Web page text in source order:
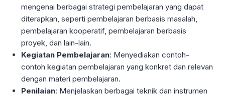
mengenai berbagai strategi pembelajaran yang dapat
diterapkan, seperti pembelajaran berbasis masalah,
pembelajaran kooperatif, pembelajaran berbasis
proyek, dan lain-lain.
Kegiatan Pembelajaran: Menyediakan contoh-
contoh kegiatan pembelajaran yang konkret dan relevan
dengan materi pembelajaran.
Penilaian: Menjelaskan berbagai teknik dan instrumen